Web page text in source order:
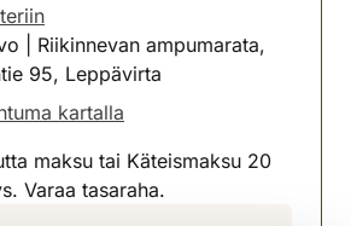
| Riikinnevan ampumarata,
95, Leppävirta
kartalla
välilehteen)
maksu tai Käteismaksu 20
Varaa tasaraha.